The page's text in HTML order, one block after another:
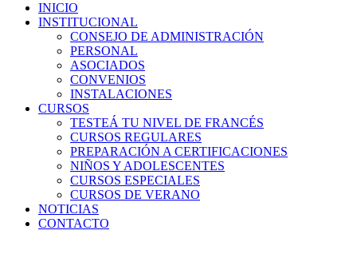
INICIO
INSTITUCIONAL
CONSEJO DE ADMINISTRACIÓN
PERSONAL
ASOCIADOS
CONVENIOS
INSTALACIONES
CURSOS
TESTEÁ TU NIVEL DE FRANCÉS
CURSOS REGULARES
PREPARACIÓN A CERTIFICACIONES
NIÑOS Y ADOLESCENTES
CURSOS ESPECIALES
CURSOS DE VERANO
NOTICIAS
CONTACTO